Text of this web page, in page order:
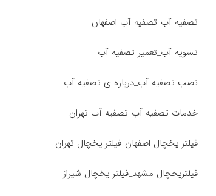
تصفیه آب_تصفیه آب اصفهان
تسویه آب_تعمیر تصفیه آب
نصب تصفیه آب_درباره ی تصفیه آب
خدمات تصفیه آب_تصفیه آب تهران
فیلتر یخچال اصفهان_فیلتر یخچال تهران
فیلتریخچال مشهد_فیلتر یخچال شیراز